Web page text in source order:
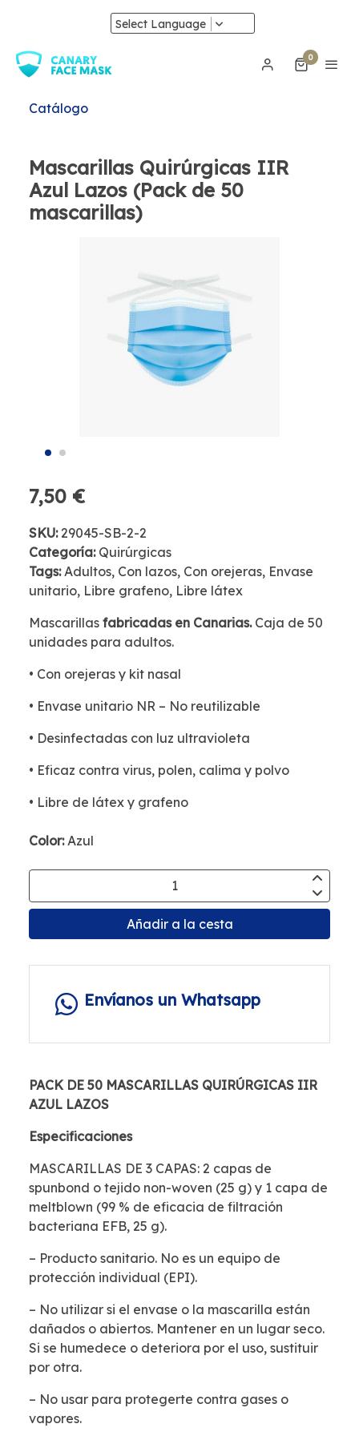
Select Language
0
Catálogo
Mascarillas Quirúrgicas IIR
Azul Lazos (Pack de 50
mascarillas)
7,50 €
SKU:29045-SB-2-2
Categoría:Quirúrgicas
Tags:Adultos, Con lazos, Con orejeras, Envase
unitario, Libre grafeno, Libre látex
Mascarillas fabricadas en Canarias.Caja de 50
unidades para adultos.
• Con orejeras y kit nasal
• Envase unitario NR – No reutilizable
• Desinfectadas con luz ultravioleta
• Eficaz contra virus, polen, calima y polvo
• Libre de látex y grafeno
Color: Azul
Añadir a la cesta
Envíanos un Whatsapp
PACK DE 50 MASCARILLAS QUIRÚRGICAS IIR
AZUL LAZOS
Especificaciones
MASCARILLAS DE 3 CAPAS: 2 capas de
spunbond o tejido non-woven (25 g) y 1 capa de
meltblown (99 % de eficacia de filtración
bacteriana EFB, 25 g).
– Producto sanitario. No es un equipo de
protección individual (EPI).
– No utilizar si el envase o la mascarilla están
dañados o abiertos. Mantener en un lugar seco.
Si se humedece o deteriora por el uso, sustituir
por otra.
– No usar para protegerte contra gases o
vapores.